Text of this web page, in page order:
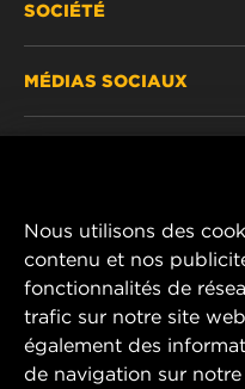
PRODUITS
SOCIÉTÉ
AVIS JURIDIQUE
IMPRIMER
CONTACTEZ-NOUS
MÉDIAS SOCIAUX
Instagram
YouTube
MANN+HUMMEL
Nous utilisons des
contenu et nos
fonctionnalités de
trafic sur notre site
également des
de navigation sur